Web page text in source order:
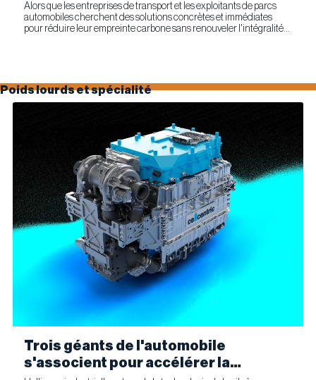
Alors que les entreprises de transport et les exploitants de parcs
automobiles cherchent des solutions concrètes et immédiates
pour réduire leur empreinte carbone sans renouveler l'intégralité
Poids lourds et spécialité
Trois géants de l'automobile
s'associent pour accélérer la